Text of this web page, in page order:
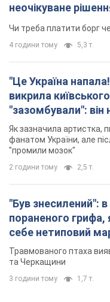
2 години тому 2,5 т.
"Був знесилений": в
пораненого грифа,
себе нетиповий
Травмованого птаха
та Черкащини